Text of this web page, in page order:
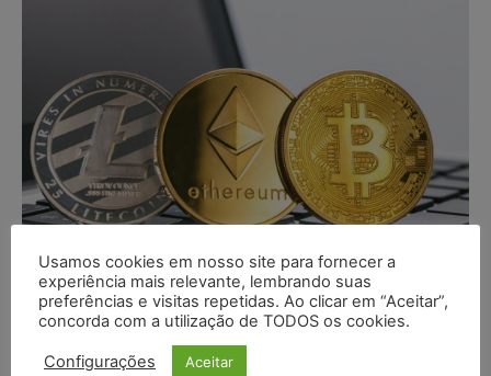
Justiça condena Binance a pagar
multa por litigância de má-fé
Usamos cookies em nosso site para fornecer a
experiência mais relevante, lembrando suas
preferências e visitas repetidas. Ao clicar em “Aceitar”,
concorda com a utilização de TODOS os cookies.
Configurações Aceitar